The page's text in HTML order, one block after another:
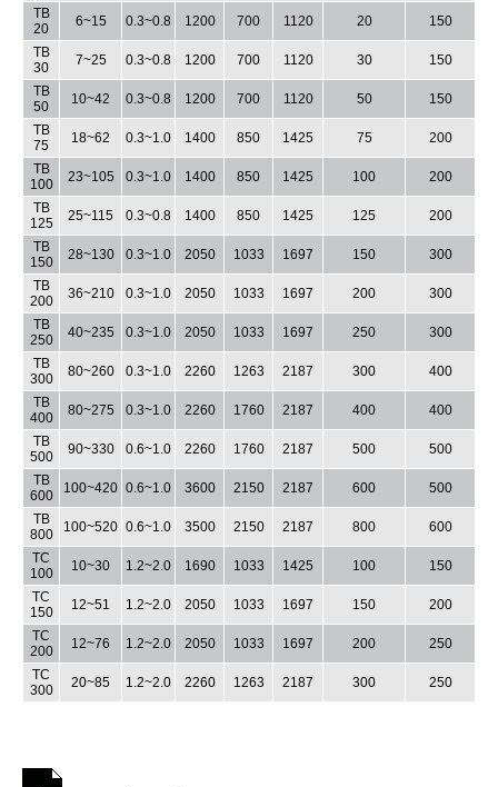
TB
20
6~15 0.3~0.8 1200 700 1120 20
150
TB
30
7~25 0.3~0.8 1200 700 1120 30
150
TB
50
10~42 0.3~0.8 1200 700 1120 50
150
TB
75
18~62 0.3~1.0 1400 850 1425 75
200
TB
100
23~105 0.3~1.0 1400 850 1425 100
200
TB
125
25~115 0.3~0.8 1400 850 1425 125
200
TB
150
28~130 0.3~1.0 2050 1033 1697 150
300
TB
200
36~210 0.3~1.0 2050 1033 1697 200
300
TB
250
40~235 0.3~1.0 2050 1033 1697 250
300
TB
300
80~260 0.3~1.0 2260 1263 2187 300
400
TB
400
80~275 0.3~1.0 2260 1760 2187 400
400
TB
500
90~330 0.6~1.0 2260 1760 2187 500
500
TB
600
100~420 0.6~1.0 3600 2150 2187 600
500
TB
800
100~520 0.6~1.0 3500 2150 2187 800
600
TC
100
10~30 1.2~2.0 1690 1033 1425 100
150
TC
150
12~51 1.2~2.0 2050 1033 1697 150
200
TC
200
12~76 1.2~2.0 2050 1033 1697 200
250
TC
300
20~85 1.2~2.0 2260 1263 2187 300 250